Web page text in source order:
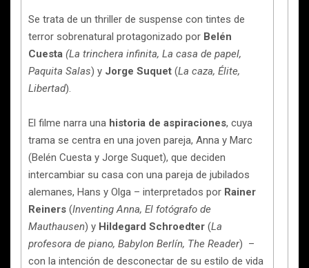
Se trata de un thriller de suspense con tintes de
terror sobrenatural protagonizado por Belén
Cuesta (La trinchera infinita, La casa de papel,
Paquita Salas) y Jorge Suquet (La caza, Élite,
Libertad).
El filme narra una historia de aspiraciones, cuya
trama se centra en una joven pareja, Anna y Marc
(Belén Cuesta y Jorge Suquet), que deciden
intercambiar su casa con una pareja de jubilados
alemanes, Hans y Olga – interpretados por Rainer
Reiners (Inventing Anna, El fotógrafo de
Mauthausen) y Hildegard Schroedter (La
profesora de piano, Babylon Berlín, The Reader) –
con la intención de desconectar de su estilo de vida